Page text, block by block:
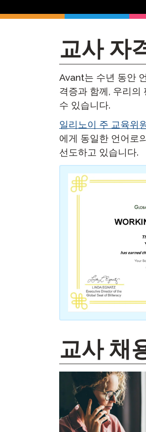
교사 자
Avant는 수년 동안
격증과 함께, 우리의
수 있습니다.
일리노이 주 교육위
에게 동일한 언어로
선도하고 있습니다.
교사 채